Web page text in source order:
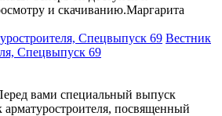
и скачиванию.Маргарита
Вестник
Спецвыпуск 69
вами специальный выпуск
посвященный